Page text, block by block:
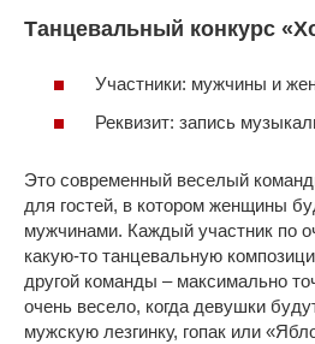
Танцевальный конкурс
Участники: мужчины и
Реквизит: запись
Это современный веселый
для гостей, в котором женщины
мужчинами. Каждый участник по
какую-то танцевальную
другой команды ‒ максимально
очень весело, когда девушки
мужскую лезгинку, гопак или